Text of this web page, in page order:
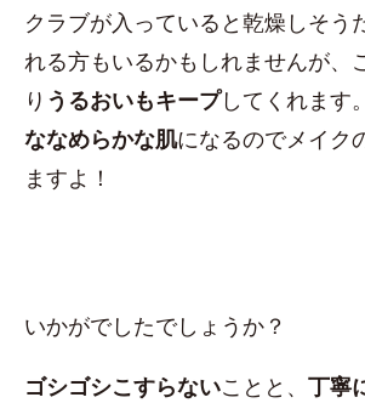
クラブが入っていると乾燥しそう
れる方もいるかもしれませんが、
り うるおいもキープしてくれます。
ななめらかな肌になるのでメイク
ますよ！
いかがでしたでしょうか？
ゴシゴシこすらないことと、 丁寧